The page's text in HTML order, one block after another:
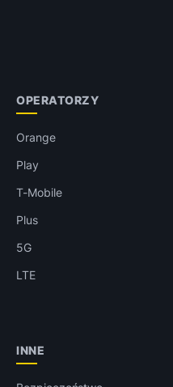
OPERATORZY
Orange
Play
T-Mobile
Plus
5G
LTE
INNE